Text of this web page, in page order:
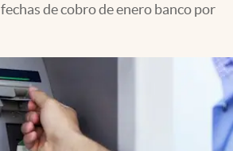
de cobro de enero banco por